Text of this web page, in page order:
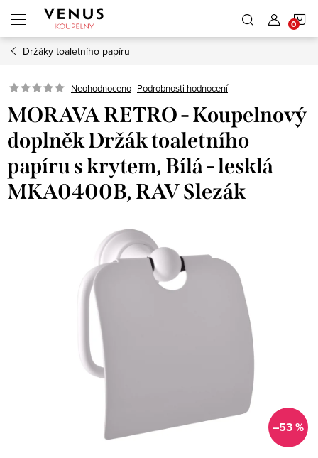
obsah
Držáky toaletního papíru
Neohodnoceno Podrobnosti hodnocení
MORAVA RETRO - Koupelnový
doplněk Držák toaletního
papíru s krytem, Bílá - lesklá
MKA0400B, RAV Slezák
–53 %